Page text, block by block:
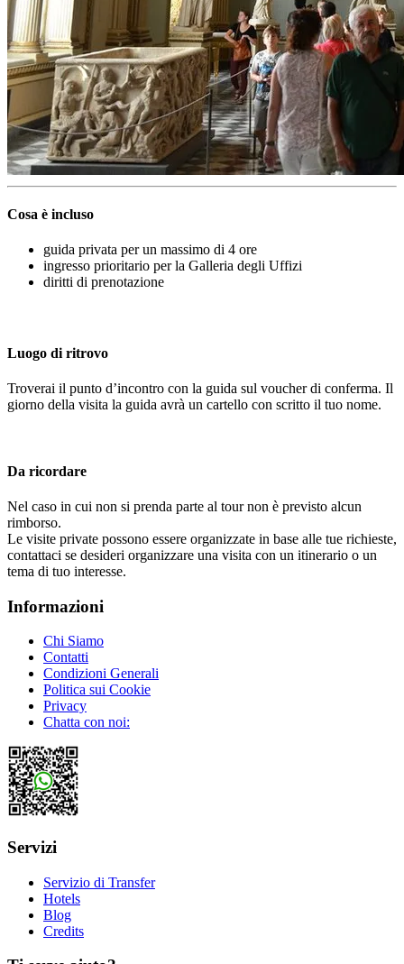
Cosa è incluso
guida privata per un massimo di 4 ore
ingresso prioritario per la Galleria degli Uffizi
diritti di prenotazione
Luogo di ritrovo
Troverai il punto d’incontro con la guida sul voucher di conferma. Il
giorno della visita la guida avrà un cartello con scritto il tuo nome.
Da ricordare
Nel caso in cui non si prenda parte al tour non è previsto alcun
rimborso.
Le visite private possono essere organizzate in base alle tue richieste,
contattaci se desideri organizzare una visita con un itinerario o un
tema di tuo interesse.
Informazioni
Chi Siamo
Contatti
Condizioni Generali
Politica sui Cookie
Privacy
Chatta con noi:
Servizi
Servizio di Transfer
Hotels
Blog
Credits